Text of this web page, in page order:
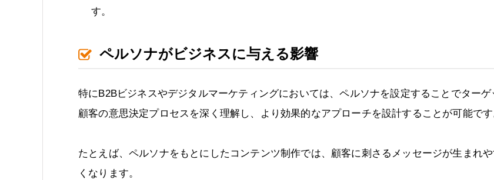
す。
ペルソナがビジネスに与える影響
特にB2Bビジネスやデジタルマーケティングにおいては、ペルソナを設定することでターゲ
顧客の意思決定プロセスを深く理解し、より効果的なアプローチを設計することが可能です
たとえば、ペルソナをもとにしたコンテンツ制作では、顧客に刺さるメッセージが生まれ
くなります。